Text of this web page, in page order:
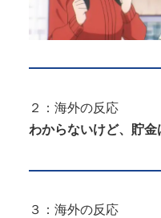
２：海外の反応
わからないけど、貯金
３：海外の反応